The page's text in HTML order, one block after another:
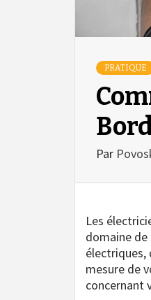
PRATIQUE
Par
Les
domaine de
électriques,
mesure de
concernant